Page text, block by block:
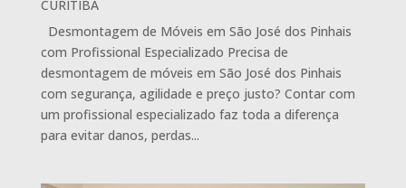
CURITIBA
Desmontagem de Móveis em São José dos Pinhais
com Profissional Especializado Precisa de
desmontagem de móveis em São José dos Pinhais
com segurança, agilidade e preço justo? Contar com
um profissional especializado faz toda a diferença
para evitar danos, perdas...